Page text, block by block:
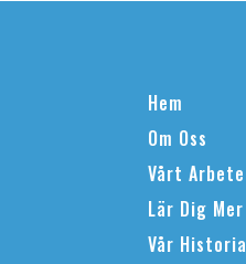
Hem
Om Oss
Vårt Arbete
Lär Dig Mer
Vår Historia